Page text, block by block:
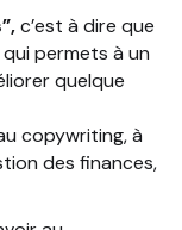
c’est à dire que
permets à un
quelque
copywriting, à
des finances,